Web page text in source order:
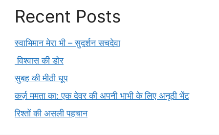
Recent Posts
स्वाभिमान मेरा भी – सुदर्शन सचदेवा
विश्वास की डोर
सुबह की मीठी धूप
कर्ज़ ममता का: एक देवर की अपनी भाभी के लिए अनूठी भेंट
रिश्तों की असली पहचान